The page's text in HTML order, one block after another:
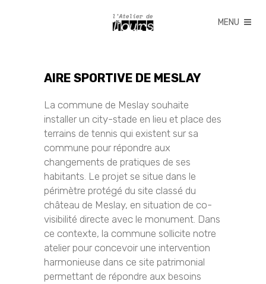
AIRE SPORTIVE DE MESLAY
La commune de Meslay souhaite
installer un city-stade en lieu et place des
terrains de tennis qui existent sur sa
commune pour répondre aux
changements de pratiques de ses
habitants. Le projet se situe dans le
périmètre protégé du site classé du
château de Meslay, en situation de co-
visibilité directe avec le monument. Dans
ce contexte, la commune sollicite notre
atelier pour concevoir une intervention
harmonieuse dans ce site patrimonial
permettant de répondre aux besoins